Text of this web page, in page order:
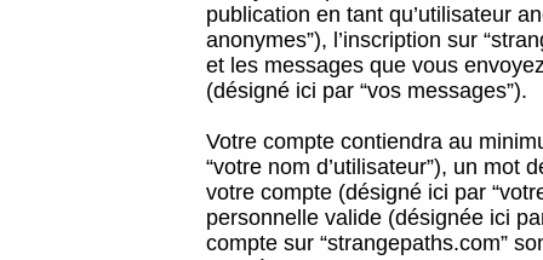
publication en tant qu’utilisateur
anonymes”), l’inscription sur
et les messages que vous
(désigné ici par “vos messages”).
Votre compte contiendra au
“votre nom d’utilisateur”), un mot
votre compte (désigné ici par
personnelle valide (désignée ici
compte sur “strangepaths.com”